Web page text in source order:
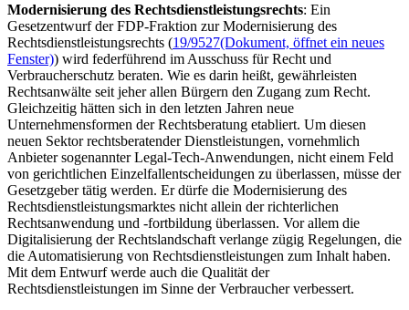
Modernisierung des Rechtsdienstleistungsrechts: Ein
Gesetzentwurf der FDP-Fraktion zur Modernisierung des
Rechtsdienstleistungsrechts (19/9527(Dokument, öffnet ein neues
Fenster)) wird federführend im Ausschuss für Recht und
Verbraucherschutz beraten. Wie es darin heißt, gewährleisten
Rechtsanwälte seit jeher allen Bürgern den Zugang zum Recht.
Gleichzeitig hätten sich in den letzten Jahren neue
Unternehmensformen der Rechtsberatung etabliert. Um diesen
neuen Sektor rechtsberatender Dienstleistungen, vornehmlich
Anbieter sogenannterLegal-Tech-Anwendungen, nicht einem Feld
von gerichtlichen Einzelfallentscheidungen zu überlassen, müsse der
Gesetzgeber tätig werden. Er dürfe die Modernisierung des
Rechtsdienstleistungsmarktes nicht allein der richterlichen
Rechtsanwendung und -fortbildung überlassen. Vor allem die
Digitalisierung der Rechtslandschaft verlange zügig Regelungen, die
die Automatisierung von Rechtsdienstleistungen zum Inhalt haben.
Mit dem Entwurf werde auch die Qualität der
Rechtsdienstleistungen im Sinne der Verbraucher verbessert.